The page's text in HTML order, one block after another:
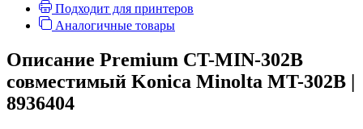
Подходит для принтеров
Аналогичные товары
Описание Premium CT-MIN-302B
совместимый Konica Minolta MT-302B |
8936404